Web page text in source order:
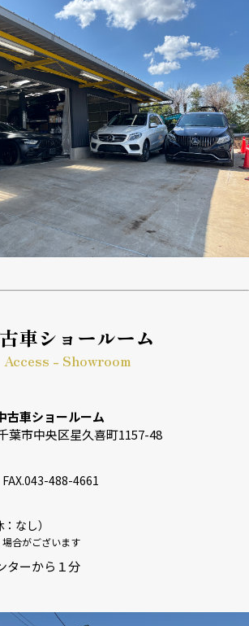
車ショールーム
Access - Showroom
古車ショールーム
市中央区星久喜町1157-48
488-4661
なし）
合がございます
ーから１分